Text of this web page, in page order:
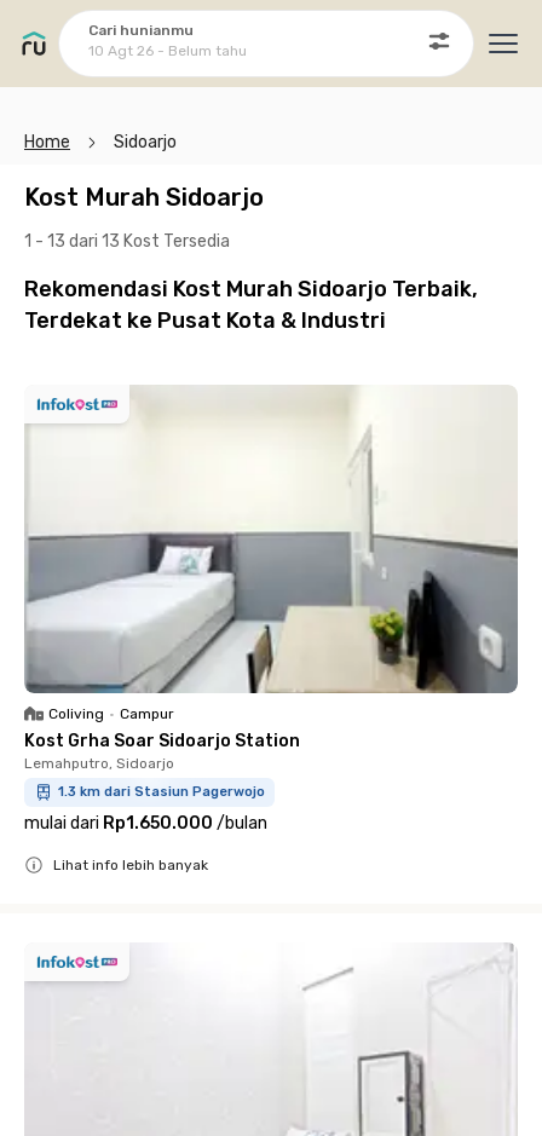
Cari hunianmu
10 Agt 26 - Belum tahu
Home Sidoarjo
Kost Murah Sidoarjo
1 - 13 dari 13 Kost Tersedia
Rekomendasi Kost Murah Sidoarjo Terbaik,
Terdekat ke Pusat Kota & Industri
Coliving • Campur
Kost Grha Soar Sidoarjo Station
Lemahputro, Sidoarjo
1.3 km dari Stasiun Pagerwojo
mulai dari Rp1.650.000 /bulan
Lihat info lebih banyak